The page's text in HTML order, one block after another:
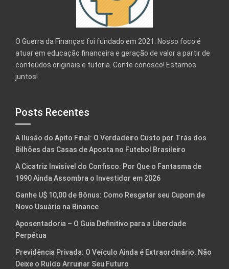
O Guerra da Finanças foi fundado em 2021. Nosso foco é
atuar em educação financeira e geração de valor a partir de
conteúdos originais e tutoria. Conte conosco! Estamos
juntos!
Posts Recentes
A Ilusão do Apito Final: O Verdadeiro Custo por Trás dos
Bilhões das Casas de Aposta no Futebol Brasileiro
A Cicatriz Invisível do Confisco: Por Que o Fantasma de
1990 Ainda Assombra o Investidor em 2026
Ganhe U$ 10,00 de Bônus: Como Resgatar seu Cupom de
Novo Usuário na Binance
Aposentadoria – O Guia Definitivo para a Liberdade
Perpétua
Previdência Privada: O Veículo Ainda é Extraordinário. Não
Deixe o Ruído Arruinar Seu Futuro